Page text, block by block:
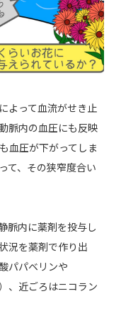
よって血流がせき止
脈内の血圧にも反映
血圧が下がってしま
て、その狭窄度合い
脈内に薬剤を投与し
況を薬剤で作り出
パパベリンや
、近ごろはニコラン